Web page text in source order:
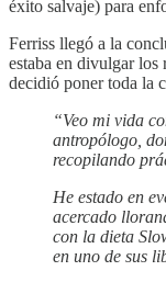
éxito salvaje) para
Ferriss llegó a la
estaba en divulgar los
decidió poner toda la
“Veo mi vida
antropólogo,
recopilando
He estado en
acercado
con la dieta
en uno de sus